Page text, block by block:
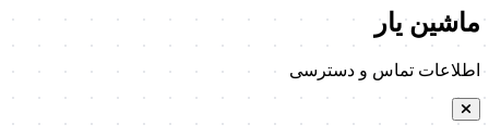
ماشین یار
اطلاعات تماس و دسترسی